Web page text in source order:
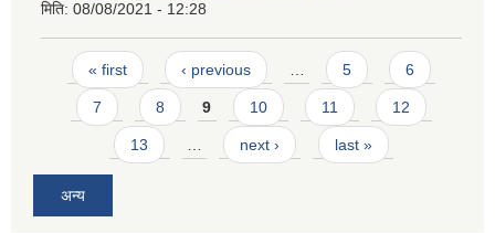
मिति: 08/08/2021 - 12:28
Pages
« first ‹ previous 5 6
7 8 9 10 11 12
13 next › last »
अन्य